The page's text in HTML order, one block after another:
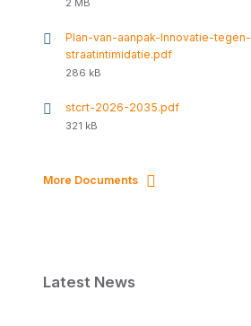
2 MB
Plan-van-aanpak-Innovatie-tegen-
straatintimidatie.pdf
File
286 kB
stcrt-2026-2035.pdf
File
321 kB
More Documents
Latest News